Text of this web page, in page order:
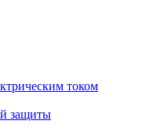
током
защиты